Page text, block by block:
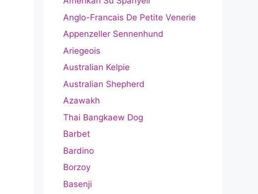
Anglo-Francais De Petite Venerie
Appenzeller Sennenhund
Ariegeois
Australian Kelpie
Australian Shepherd
Azawakh
Thai Bangkaew Dog
Barbet
Bardino
Borzoy
Basenji